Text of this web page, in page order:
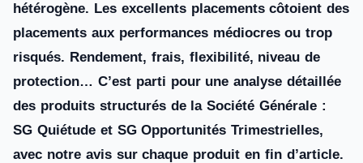
hétérogène. Les excellents placements côtoient des
placements aux performances médiocres ou trop
risqués. Rendement, frais, flexibilité, niveau de
protection… C’est parti pour une analyse détaillée
des produits structurés de la Société Générale :
SG Quiétude et SG Opportunités Trimestrielles,
avec notre avis sur chaque produit en fin d’article.